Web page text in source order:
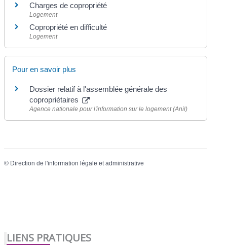
Charges de copropriété
Logement
Copropriété en difficulté
Logement
Pour en savoir plus
Dossier relatif à l'assemblée générale des
copropriétaires
Agence nationale pour l'information sur le logement (Anil)
© Direction de l'information légale et administrative
LIENS PRATIQUES